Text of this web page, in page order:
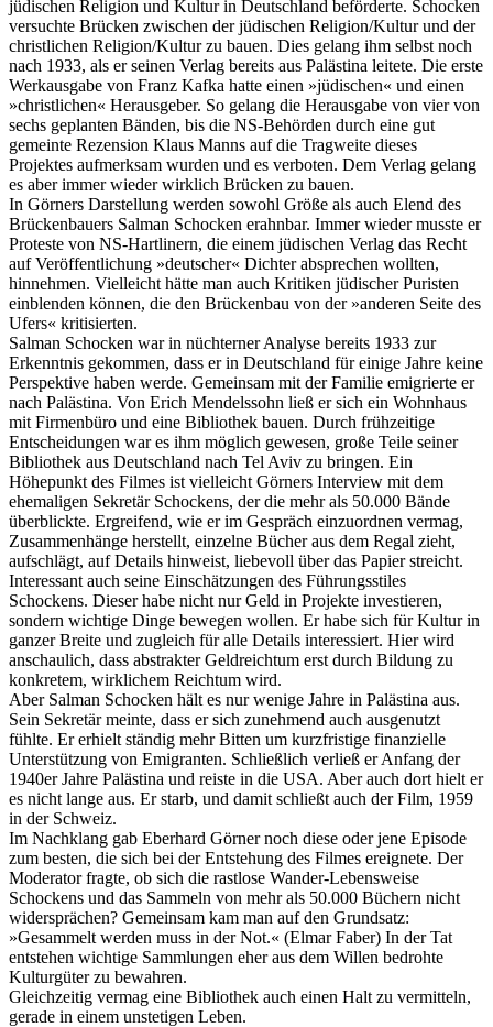
jüdischen Religion und Kultur in Deutschland beförderte. Schocken
versuchte Brücken zwischen der jüdischen Religion/Kultur und der
christlichen Religion/Kultur zu bauen. Dies gelang ihm selbst noch
nach 1933, als er seinen Verlag bereits aus Palästina leitete. Die erste
Werkausgabe von Franz Kafka hatte einen »jüdischen« und einen
»christlichen« Herausgeber. So gelang die Herausgabe von vier von
sechs geplanten Bänden, bis die NS-Behörden durch eine gut
gemeinte Rezension Klaus Manns auf die Tragweite dieses
Projektes aufmerksam wurden und es verboten. Dem Verlag gelang
es aber immer wieder wirklich Brücken zu bauen.
In Görners Darstellung werden sowohl Größe als auch Elend des
Brückenbauers Salman Schocken erahnbar. Immer wieder musste er
Proteste von NS-Hartlinern, die einem jüdischen Verlag das Recht
auf Veröffentlichung »deutscher« Dichter absprechen wollten,
hinnehmen. Vielleicht hätte man auch Kritiken jüdischer Puristen
einblenden können, die den Brückenbau von der »anderen Seite des
Ufers« kritisierten.
Salman Schocken war in nüchterner Analyse bereits 1933 zur
Erkenntnis gekommen, dass er in Deutschland für einige Jahre keine
Perspektive haben werde. Gemeinsam mit der Familie emigrierte er
nach Palästina. Von Erich Mendelssohn ließ er sich ein Wohnhaus
mit Firmenbüro und eine Bibliothek bauen. Durch frühzeitige
Entscheidungen war es ihm möglich gewesen, große Teile seiner
Bibliothek aus Deutschland nach Tel Aviv zu bringen. Ein
Höhepunkt des Filmes ist vielleicht Görners Interview mit dem
ehemaligen Sekretär Schockens, der die mehr als 50.000 Bände
überblickte. Ergreifend, wie er im Gespräch einzuordnen vermag,
Zusammenhänge herstellt, einzelne Bücher aus dem Regal zieht,
aufschlägt, auf Details hinweist, liebevoll über das Papier streicht.
Interessant auch seine Einschätzungen des Führungsstiles
Schockens. Dieser habe nicht nur Geld in Projekte investieren,
sondern wichtige Dinge bewegen wollen. Er habe sich für Kultur in
ganzer Breite und zugleich für alle Details interessiert. Hier wird
anschaulich, dass abstrakter Geldreichtum erst durch Bildung zu
konkretem, wirklichem Reichtum wird.
Aber Salman Schocken hält es nur wenige Jahre in Palästina aus.
Sein Sekretär meinte, dass er sich zunehmend auch ausgenutzt
fühlte. Er erhielt ständig mehr Bitten um kurzfristige finanzielle
Unterstützung von Emigranten. Schließlich verließ er Anfang der
1940er Jahre Palästina und reiste in die USA. Aber auch dort hielt er
es nicht lange aus. Er starb, und damit schließt auch der Film, 1959
in der Schweiz.
Im Nachklang gab Eberhard Görner noch diese oder jene Episode
zum besten, die sich bei der Entstehung des Filmes ereignete. Der
Moderator fragte, ob sich die rastlose Wander-Lebensweise
Schockens und das Sammeln von mehr als 50.000 Büchern nicht
widersprächen? Gemeinsam kam man auf den Grundsatz:
»Gesammelt werden muss in der Not.« (Elmar Faber) In der Tat
entstehen wichtige Sammlungen eher aus dem Willen bedrohte
Kulturgüter zu bewahren.
Gleichzeitig vermag eine Bibliothek auch einen Halt zu vermitteln,
gerade in einem unstetigen Leben.